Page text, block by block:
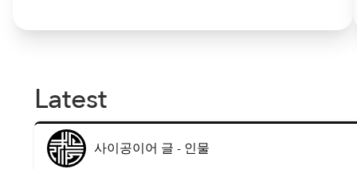
Latest
사이공이어 글 - 인물